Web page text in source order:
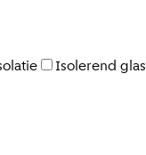
Isolerend glas